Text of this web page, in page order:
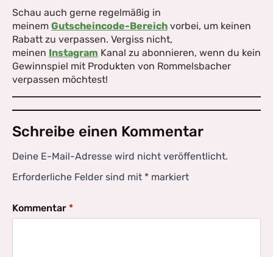
personalisieren, Funktionen für soziale Medien und
die Zugriffe auf unsere Webseite zu analysieren.
Außerdem geben wir Informationen zu Ihrer
Verwendung unserer Webseite an unsere Partner für
soziale Medien, Werbung und Analysen weiter. Unsere
Partner führen diese Informationen möglicherweise
mit weiteren Daten zusammen, die Sie ihnen
bereitgestellt haben oder die sie im Rahmen Ihrer
Nutzung der Dienste gesammelt haben.
Zulassen
Schau auch gerne regelmäßig in
meinem Gutscheincode-Bereich vorbei, um keinen
Rabatt zu verpassen. Vergiss nicht,
meinen Instagram Kanal zu abonnieren, wenn du kein
Gewinnspiel mit Produkten von Rommelsbacher
verpassen möchtest!
Schreibe einen Kommentar
Deine E-Mail-Adresse wird nicht veröffentlicht.
Erforderliche Felder sind mit * markiert
Kommentar *